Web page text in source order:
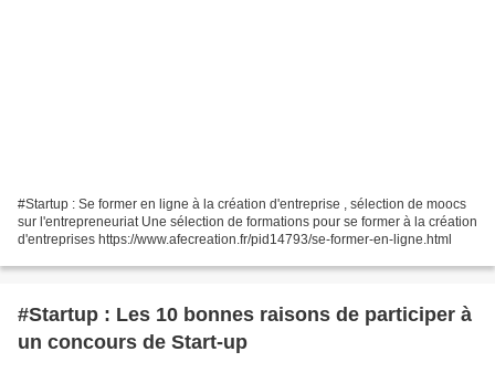
#Startup : Se former en ligne à la création d'entreprise , sélection de moocs
sur l'entrepreneuriat Une sélection de formations pour se former à la création
d'entreprises https://www.afecreation.fr/pid14793/se-former-en-ligne.html
#Startup : Les 10 bonnes raisons de participer à
un concours de Start-up